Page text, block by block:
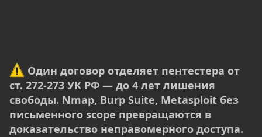
Один договор отделяет пентестера от
ст. 272-273 УК РФ — до 4 лет лишения
свободы. Nmap, Burp Suite, Metasploit без
письменного scope превращаются в
доказательство неправомерного доступа.